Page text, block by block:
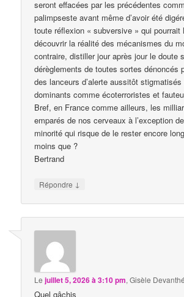
seront effacées par les précédentes
palimpseste avant même d’avoir été
toute réflexion « subversive » qui pourrait
découvrir la réalité des mécanismes du
contraire, distiller jour après jour le doute
dérèglements de toutes sortes dénoncés
des lanceurs d’alerte aussitôt stigmatisés
dominants comme écoterroristes et
Bref, en France comme ailleurs, les
emparés de nos cerveaux à l’exception
minorité qui risque de le rester encore
moins que ?
Bertrand
Répondre ↓
Lejuillet 5, 2026 à 3:10 pm,Gisèle
Quel gâchis